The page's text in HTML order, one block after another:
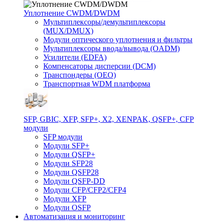
Уплотнение CWDM/DWDM
Мультиплексоры/демультиплексоры
(MUX/DMUX)
Модули оптического уплотнения и фильтры
Мультиплексоры ввода/вывода (OADM)
Усилители (EDFA)
Компенсаторы дисперсии (DCM)
Транспондеры (OEO)
Транспортная WDM платформа
SFP, GBIC, XFP, SFP+, X2, XENPAK, QSFP+, CFP
модули
SFP модули
Модули SFP+
Модули QSFP+
Модули SFP28
Модули QSFP28
Модули QSFP-DD
Модули CFP/CFP2/CFP4
Модули XFP
Модули OSFP
Автоматизация и мониторинг